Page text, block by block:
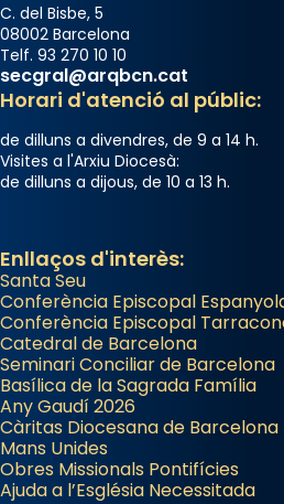
C. del Bisbe, 5
08002 Barcelona
Telf. 93 270 10 10
secgral@arqbcn.cat
Horari d'atenció al públic:
de dilluns a divendres, de 9 a 14 h.
Visites a l'Arxiu Diocesà:
de dilluns a dijous, de 10 a 13 h.
Enllaços d'interès:
Santa Seu
Conferència Episcopal
Conferència Episcopal
Catedral de Barcelona
Seminari Conciliar de Barcelona
Basílica de la Sagrada Família
Any Gaudí 2026
Càritas Diocesana de Barcelona
Mans Unides
Obres Missionals Pontifícies
Ajuda a l’Església Necessitada